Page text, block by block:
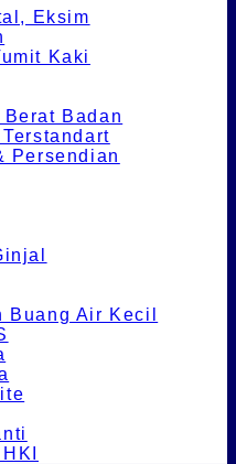
Eksim
Kaki
Berat Badan
Persendian
Buang Air Kecil